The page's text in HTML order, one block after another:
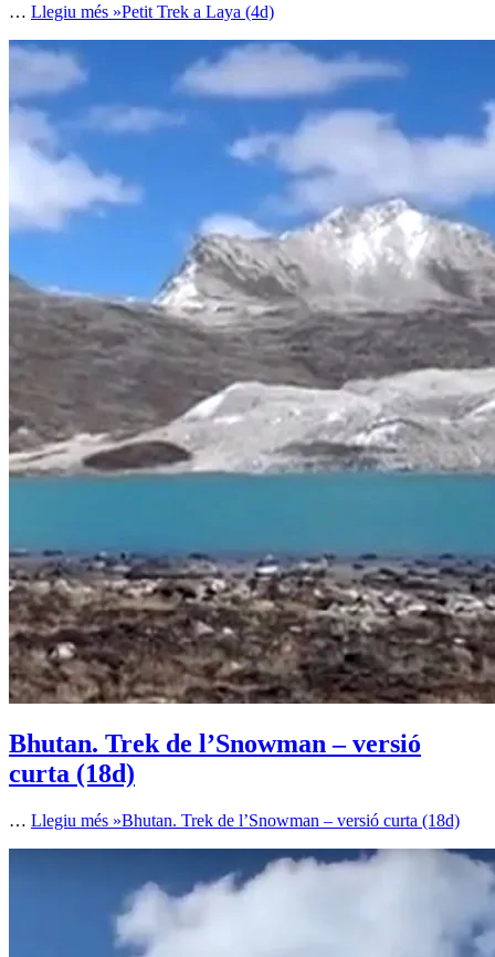
… Llegiu més »Petit Trek a Laya (4d)
Bhutan. Trek de l’Snowman – versió
curta (18d)
… Llegiu més »Bhutan. Trek de l’Snowman – versió curta (18d)